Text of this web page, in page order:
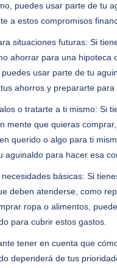
puedes usar parte de tu
a estos compromisos
situaciones futuras: Si
ahorrar para una hipoteca
puedes usar parte de tu
ahorros y prepararte para
o tratarte a ti mismo: Si
mente que quieras
querido o algo para ti
aguinaldo para hacer esa
básicas: Si
deben atenderse, como
ropa o alimentos,
para cubrir estos gastos.
tener en cuenta que
dependerá de tus